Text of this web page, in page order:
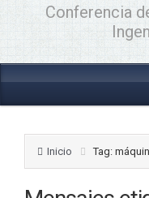
Conferencia
Inicio Tag: